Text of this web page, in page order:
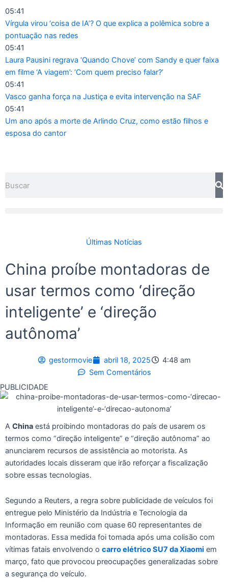
para
conteúdo
05:41
Vírgula virou ‘coisa de IA’? O que explica a polêmica sobre a
pontuação nas redes
05:41
Laura Pausini regrava ‘Quando Chove’ com Sandy e quer faixa
em filme ‘A viagem’: ‘Com quem preciso falar?’
05:41
Vasco ganha força na Justiça e evita intervenção na SAF
05:41
Um ano após a morte de Arlindo Cruz, como estão filhos e
esposa do cantor
Últimas Notícias
China proíbe montadoras de
usar termos como ‘direção
inteligente’ e ‘direção
autônoma’
gestormovie abril 18, 2025
4:48 am
Sem Comentários
PUBLICIDADE
A China está proibindo montadoras do país de usarem os
termos como “direção inteligente” e “direção autônoma” ao
anunciarem recursos de assistência ao motorista. As
autoridades locais disseram que irão reforçar a fiscalização
sobre essas tecnologias.
Segundo a Reuters, a regra sobre publicidade de veículos foi
entregue pelo Ministério da Indústria e Tecnologia da
Informação em reunião com quase 60 representantes de
montadoras. Essa medida foi tomada após uma colisão com
vítimas fatais envolvendo o carro elétrico SU7 da Xiaomi em
março, fato que provocou preocupações generalizadas sobre
a segurança do veículo.